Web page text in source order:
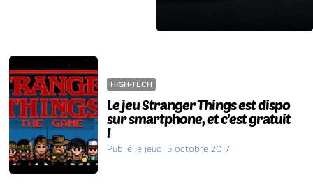
HIGH-TECH
Le jeu Stranger Things est dispo
sur smartphone, et c'est gratuit
!
Publié le jeudi 5 octobre 2017